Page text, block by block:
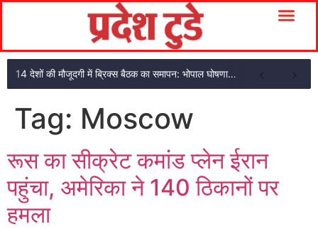
14 देशों की मौजूदगी में ब्रिक्स बैठक का समापन: भोपाल घोषणा पत्र अपनाया
Tag: Moscow
रूस का सीक्रेट कमांड प्लेन ईरान
पहुंचा, अमेरिका ने 140 ठिकानों पर
हमला